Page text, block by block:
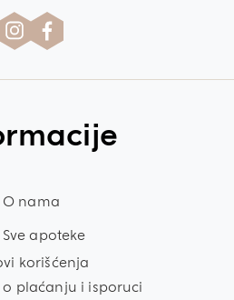
O nama
Sve apoteke
korišćenja
plaćanju i isporuci